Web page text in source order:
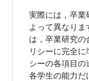
実際には，卒業
よって異なり
は，卒業研究
リシーに完全
シーの各項目の
各学生の能力だ